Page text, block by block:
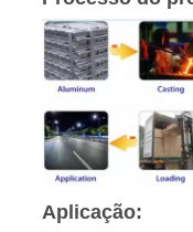
Aplicação: